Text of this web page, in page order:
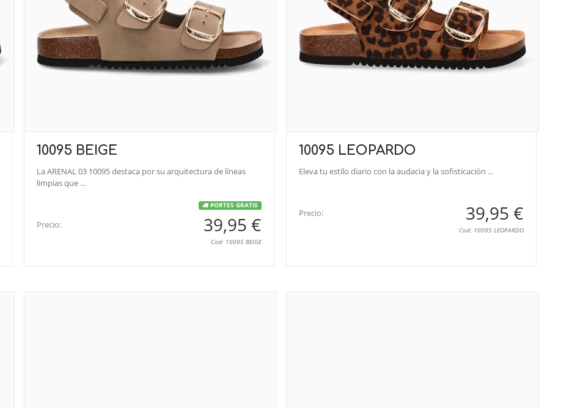
10095 BEIGE
La ARENAL 03 10095 destaca por su arquitectura de líneas
limpias que ...
PORTES GRATIS
Precio: 39,95 €
Cod: 10095 BEIGE
10095 LEOPARDO
Eleva tu estilo diario con la audacia y la sofisticación ...
Precio: 39,95 €
Cod: 10095 LEOPARDO